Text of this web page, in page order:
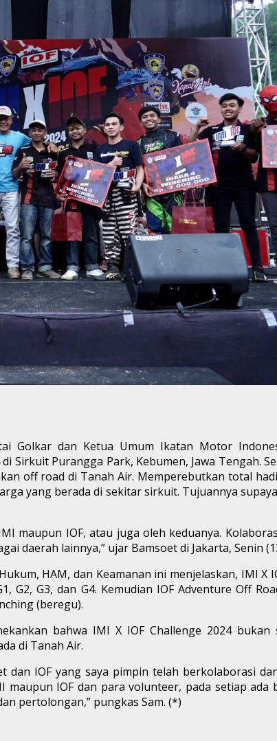
Golkar dan Ketua Umum Ikatan Motor
Sirkuit Purangga Park, Kebumen, Jawa Tengah.
off road di Tanah Air. Memperebutkan total
yang berada di sekitar sirkuit. Tujuannya
maupun IOF, atau juga oleh keduanya.
daerah lainnya,” ujar Bamsoet di Jakarta, Senin
HAM, dan Keamanan ini menjelaskan, IMI
G3, dan G4. Kemudian IOF Adventure Off
(beregu).
bahwa IMI X IOF Challenge 2024
di Tanah Air.
dan IOF yang saya pimpin telah berkolaborasi
IOF dan para volunteer, pada setiap
pertolongan,” pungkas Sam. (*)